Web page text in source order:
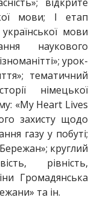
відкрите
мови; І етап
мови
наукового
урок-
тематичний
німецької
«My Heart Lives
захисту щодо
газу у побуті;
круглий
рівність,
Громадянська
та ін.